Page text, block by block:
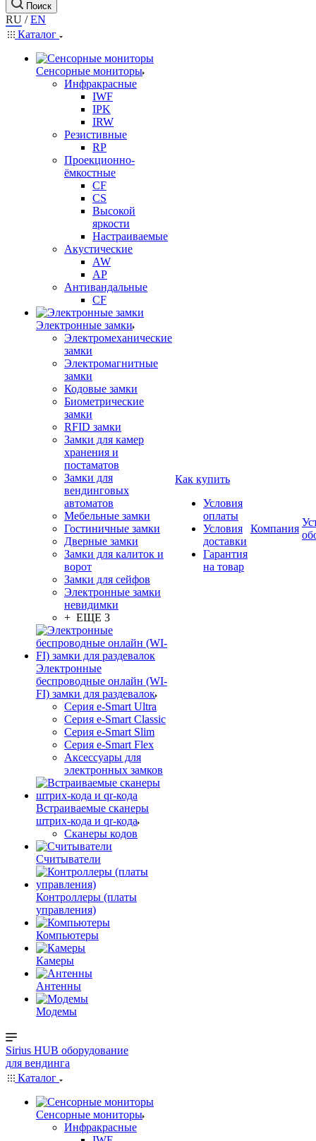
Поиск
RU /EN
Каталог
Сенсорные мониторы
Инфракрасные
IWF
IPK
IRW
Резистивные
RP
Проекционно-
ёмкостные
CF
CS
Высокой
яркости
Настраиваемые
Акустические
AW
AP
Антивандальные
CF
Электронные замки
Электромеханические
замки
Электромагнитные
замки
Кодовые замки
Биометрические
замки
RFID замки
Замки для камер
хранения и
постаматов
Замки для
вендинговых
автоматов
Мебельные замки
Гостиничные замки
Дверные замки
Замки для калиток и
ворот
Замки для сейфов
Электронные замки
невидимки
+ ЕЩЕ 3
Электронные
беспроводные онлайн (WI-
FI) замки для раздевалок
Серия e-Smart Ultra
Серия e-Smart Classic
Серия e-Smart Slim
Серия e-Smart Flex
Аксессуары для
электронных замков
Встраиваемые сканеры
штрих-кода и qr-кода
Сканеры кодов
Считыватели
Контроллеры (платы
управления)
Компьютеры
Камеры
Антенны
Модемы
Как купить
Условия
оплаты
Условия
доставки
Гарантия
на товар
Компания
Sirius HUB оборудование
для вендинга
Каталог
Сенсорные мониторы
Инфракрасные